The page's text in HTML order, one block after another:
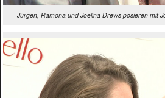
Jürgen, Ramona und Joelina Drews posieren mit